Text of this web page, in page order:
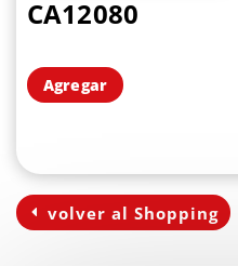
CA12080
Agregar
volver al Shopping